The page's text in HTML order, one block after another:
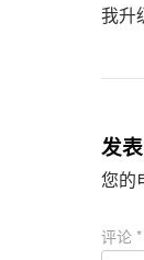
我升
发
您的
评论 *